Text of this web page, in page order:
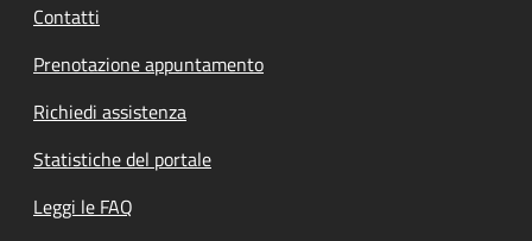
Contatti
Prenotazione appuntamento
Richiedi assistenza
Statistiche del portale
Leggi le FAQ